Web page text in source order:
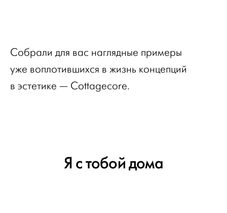
Собрали для вас наглядные примеры
уже воплотившихся в жизнь концепций
в эстетике — Cottagecore.
Я с тобой дома